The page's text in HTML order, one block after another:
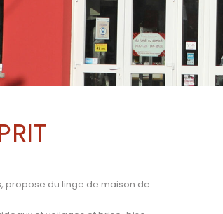
propose du linge de maison de